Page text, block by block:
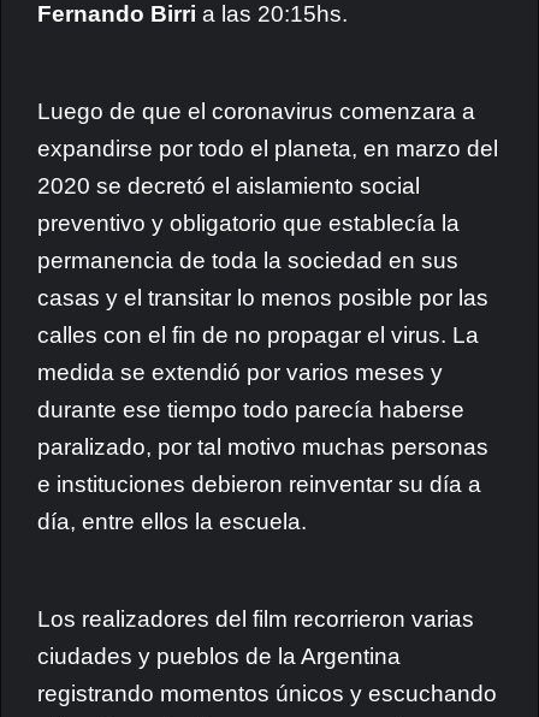
Fernando Birri a las 20:15hs.
Luego de que el coronavirus comenzara a
expandirse por todo el planeta, en marzo del
2020 se decretó el aislamiento social
preventivo y obligatorio que establecía la
permanencia de toda la sociedad en sus
casas y el transitar lo menos posible por las
calles con el fin de no propagar el virus. La
medida se extendió por varios meses y
durante ese tiempo todo parecía haberse
paralizado, por tal motivo muchas personas
e instituciones debieron reinventar su día a
día, entre ellos la escuela.
Los realizadores del film recorrieron varias
ciudades y pueblos de la Argentina
registrando momentos únicos y escuchando